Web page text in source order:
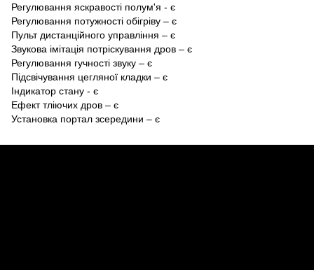
Регулювання яскравості полум'я - є
Регулювання потужності обігріву – є
Пульт дистанційного управління – є
Звукова імітація потріскування дров – є
Регулювання гучності звуку – є
Підсвічування цегляної кладки – є
Індикатор стану - є
Ефект тліючих дров – є
Установка портал зсередини – є